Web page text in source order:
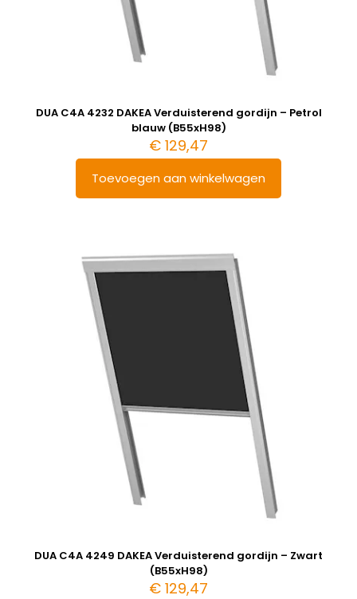
DUA C4A 4232 DAKEA Verduisterend gordijn – Petrol
blauw (B55xH98)
€ 129,47
Toevoegen aan winkelwagen
DUA C4A 4249 DAKEA Verduisterend gordijn – Zwart
(B55xH98)
€ 129,47